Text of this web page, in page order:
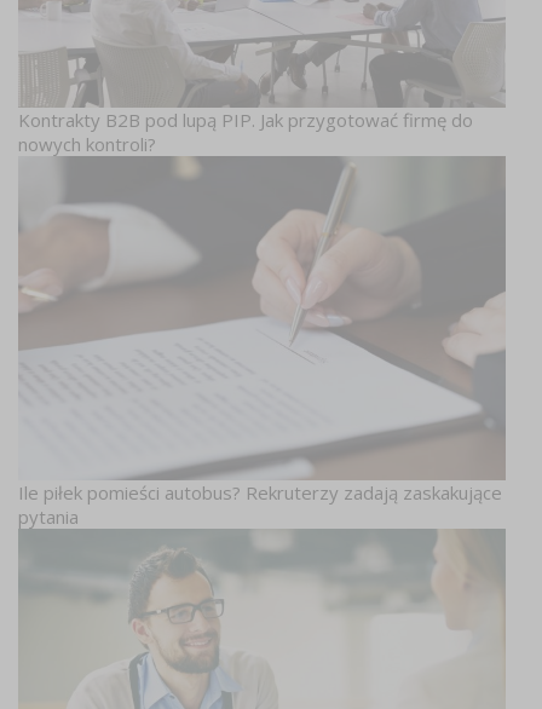
Kontrakty B2B pod lupą PIP. Jak przygotować firmę do
nowych kontroli?
Ile piłek pomieści autobus? Rekruterzy zadają zaskakujące
pytania